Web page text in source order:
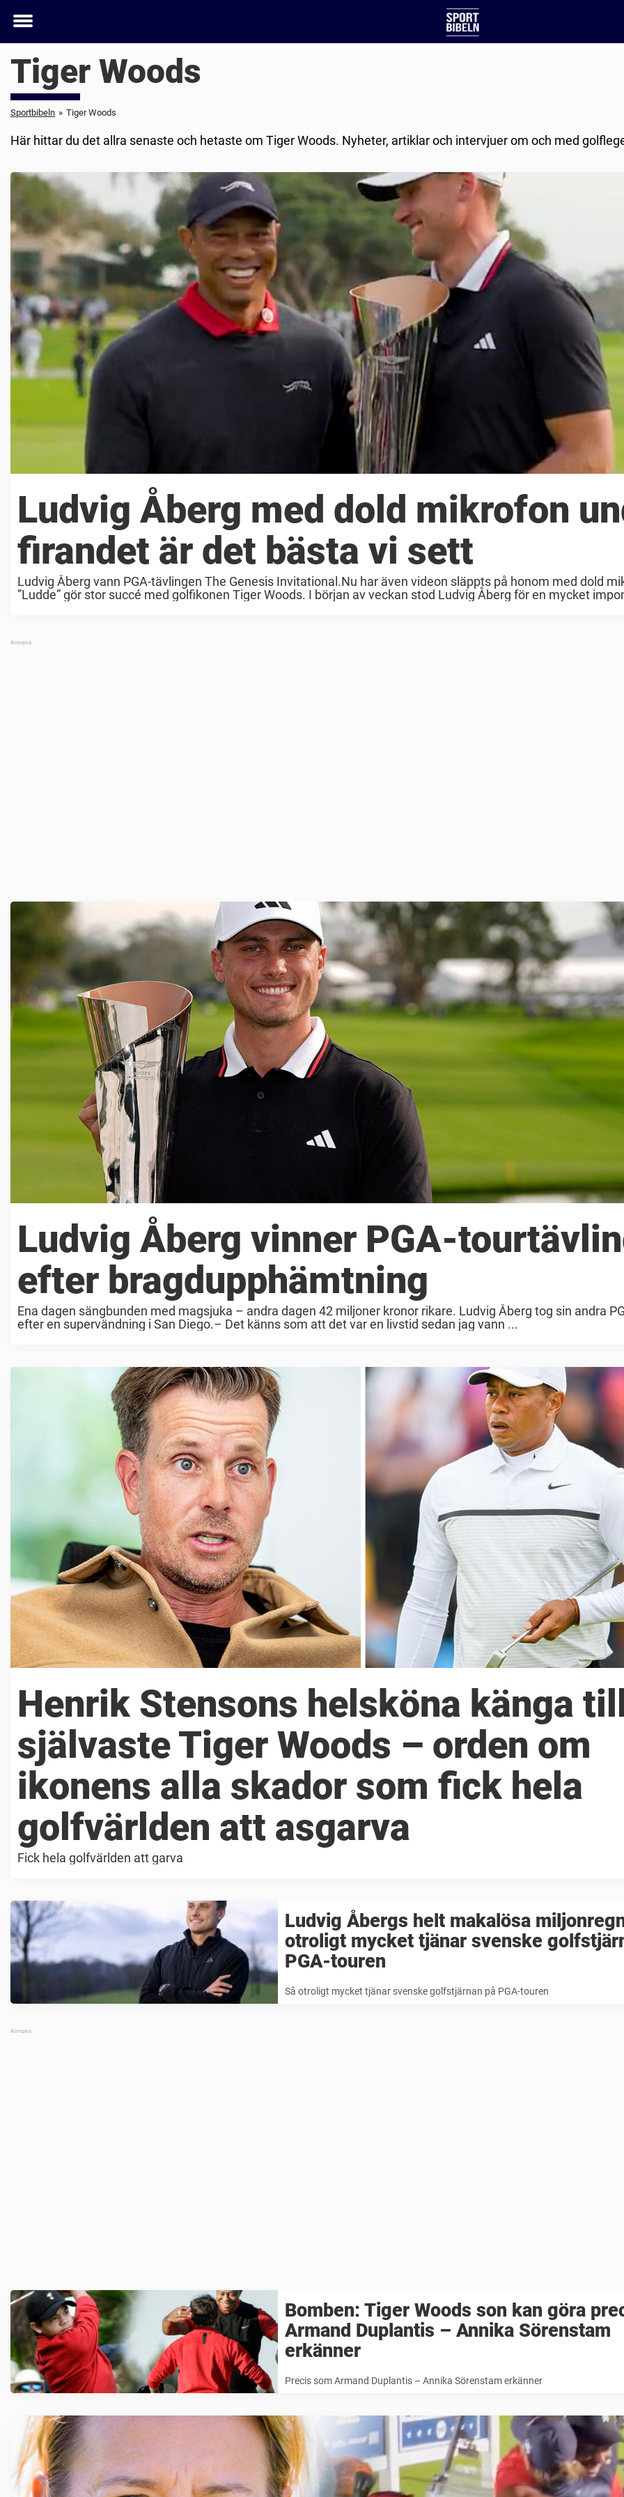
Toggle
Tiger Woods
Sportbibeln » Tiger Woods
Här hittar du det allra senaste och hetaste om Tiger Woods. Nyheter, artiklar och intervjuer om och med
Ludvig Åberg med dold mikrofon
firandet är det bästa vi sett
Ludvig Åberg vann PGA-tävlingen The Genesis Invitational.Nu har även videon släppts på honom med dold
”Ludde” gör stor succé med golfikonen Tiger Woods. I början av veckan stod Ludvig Åberg för en mycket
Ludvig Åberg vinner PGA-
efter bragdupphämtning
Ena dagen sängbunden med magsjuka – andra dagen 42 miljoner kronor rikare. Ludvig Åberg tog sin andra
efter en supervändning i San Diego.– Det känns som att det var en livstid sedan jag vann ...
Henrik Stensons helsköna känga
självaste Tiger Woods – orden om
ikonens alla skador som fick hela
golfvärlden att asgarva
Fick hela golfvärlden att garva
Ludvig Åbergs helt makalösa
otroligt mycket tjänar svenske
PGA-touren
Så otroligt mycket tjänar svenske golfstjärnan på PGA-touren
Bomben: Tiger Woods son kan göra
Armand Duplantis – Annika Sörenstam
erkänner
Precis som Armand Duplantis – Annika Sörenstam erkänner